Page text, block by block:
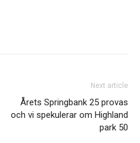
Next article
Årets Springbank 25 provas
och vi spekulerar om Highland
park 50